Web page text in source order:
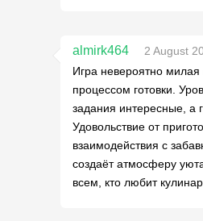
almirk464
2 August
Игра невероятно милая
процессом готовки.
задания интересные, а
Удовольствие от
взаимодействия с
создаёт атмосферу
всем, кто любит